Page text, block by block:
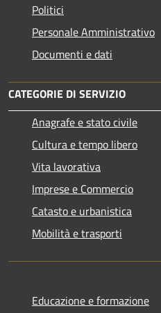
Politici
Personale Amministrativo
Documenti e dati
CATEGORIE DI SERVIZIO
Anagrafe e stato civile
Cultura e tempo libero
Vita lavorativa
Imprese e Commercio
Catasto e urbanistica
Mobilità e trasporti
Educazione e formazione